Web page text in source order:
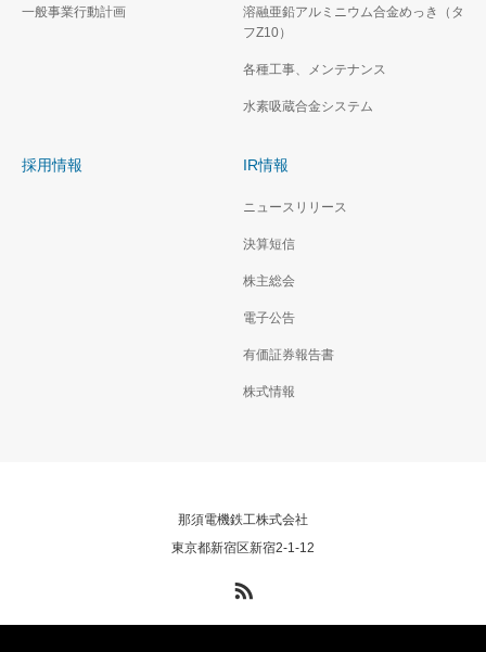
一般事業行動計画
溶融亜鉛アルミニウム合金めっき（タ
フZ10）
各種工事、メンテナンス
水素吸蔵合金システム
採用情報 IR情報
ニュースリリース
決算短信
株主総会
電子公告
有価証券報告書
株式情報
那須電機鉄工株式会社
東京都新宿区新宿2-1-12